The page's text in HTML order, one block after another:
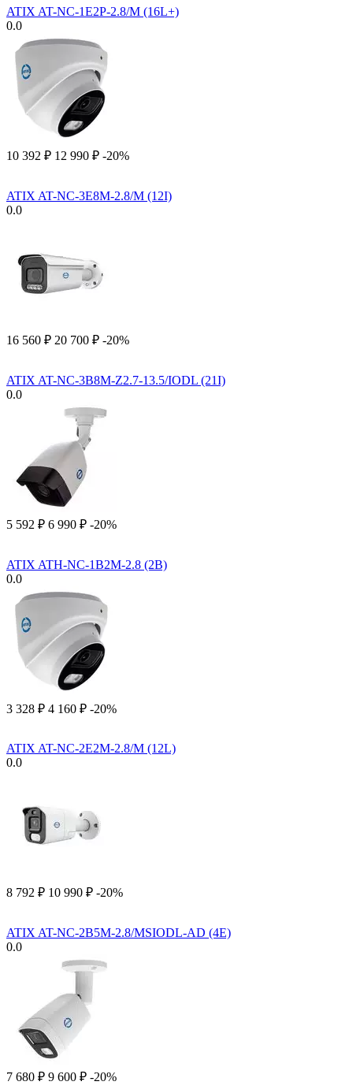
ATIX AT-NC-1E2P-2.8/M (16L+)
0.0
10 392 ₽ 12 990 ₽ -20%
ATIX AT-NC-3E8M-2.8/M (12I)
0.0
16 560 ₽ 20 700 ₽ -20%
ATIX AT-NC-3B8M-Z2.7-13.5/IODL (21I)
0.0
5 592 ₽ 6 990 ₽ -20%
ATIX ATH-NC-1B2M-2.8 (2B)
0.0
3 328 ₽ 4 160 ₽ -20%
ATIX AT-NC-2E2M-2.8/M (12L)
0.0
8 792 ₽ 10 990 ₽ -20%
ATIX AT-NC-2B5M-2.8/MSIODL-AD (4E)
0.0
7 680 ₽ 9 600 ₽ -20%